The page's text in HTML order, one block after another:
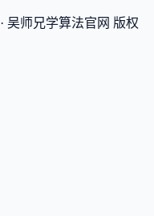
· 吴师兄学算法官网 版权